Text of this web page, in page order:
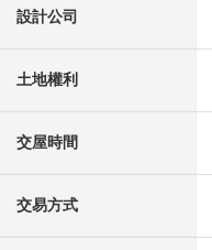
設計公司
土地權利
交屋時間
交易方式